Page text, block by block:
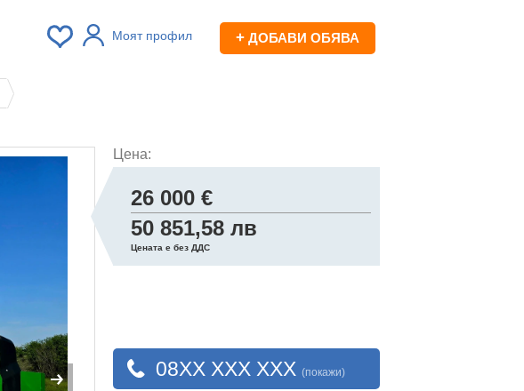
Моят профил + ДОБАВИ ОБЯВА
Цена:
26 000 €
50 851,58 лв
Цената е без ДДС
08XX XXX XXX (покажи)